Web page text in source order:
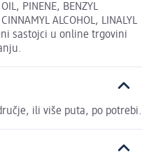
PINENE, BENZYL
ALCOHOL, LINALYL
sastojci u online trgovini
ili više puta, po potrebi.